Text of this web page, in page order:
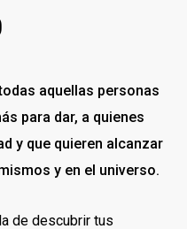
Current
is:
$495,000.
aquellas personas
para dar, a quienes
y que quieren alcanzar
y en el universo.
de descubrir tus